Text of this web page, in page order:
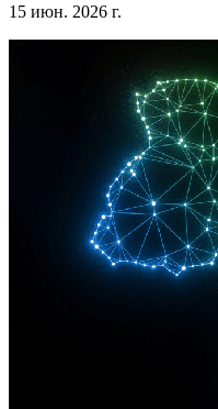
15 июн. 2026 г.